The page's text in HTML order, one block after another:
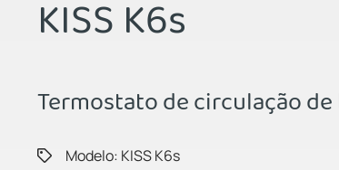
KISS K6s
Termostato de circulação
Modelo: KISS K6s